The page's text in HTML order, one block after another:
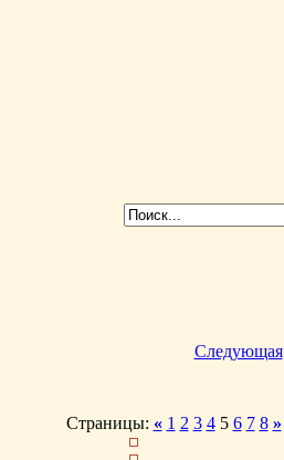
Следующая
Страницы: « 1 2 3 45 6 7 8 »